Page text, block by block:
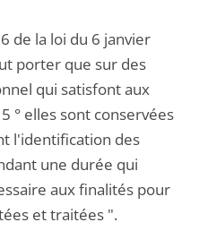
de la loi du 6 janvier
porter que sur des
qui satisfont aux
° elles sont conservées
l'identification des
une durée qui
aux finalités pour
et traitées ".